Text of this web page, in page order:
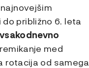
približno 6. leta
med
rotacija od samega